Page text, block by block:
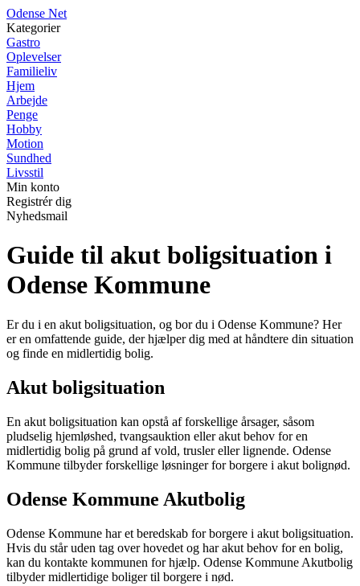
Odense Net
Kategorier
Gastro
Oplevelser
Familieliv
Hjem
Arbejde
Penge
Hobby
Motion
Sundhed
Livsstil
Min konto
Registrér dig
Nyhedsmail
Guide til akut boligsituation i
Odense Kommune
Er du i en akut boligsituation, og bor du i Odense Kommune? Her
er en omfattende guide, der hjælper dig med at håndtere din situation
og finde en midlertidig bolig.
Akut boligsituation
En akut boligsituation kan opstå af forskellige årsager, såsom
pludselig hjemløshed, tvangsauktion eller akut behov for en
midlertidig bolig på grund af vold, trusler eller lignende. Odense
Kommune tilbyder forskellige løsninger for borgere i akut bolignød.
Odense Kommune Akutbolig
Odense Kommune har et beredskab for borgere i akut boligsituation.
Hvis du står uden tag over hovedet og har akut behov for en bolig,
kan du kontakte kommunen for hjælp. Odense Kommune Akutbolig
tilbyder midlertidige boliger til borgere i nød.